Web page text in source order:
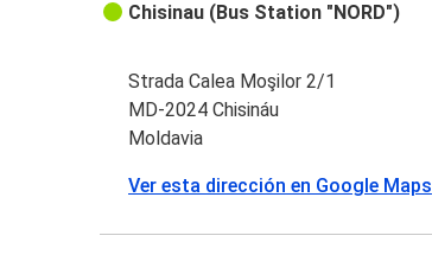
Chisinau (Bus Station "NORD")
Strada Calea Moşilor 2/1
MD-2024 Chisináu
Moldavia
Ver esta dirección en Google Maps